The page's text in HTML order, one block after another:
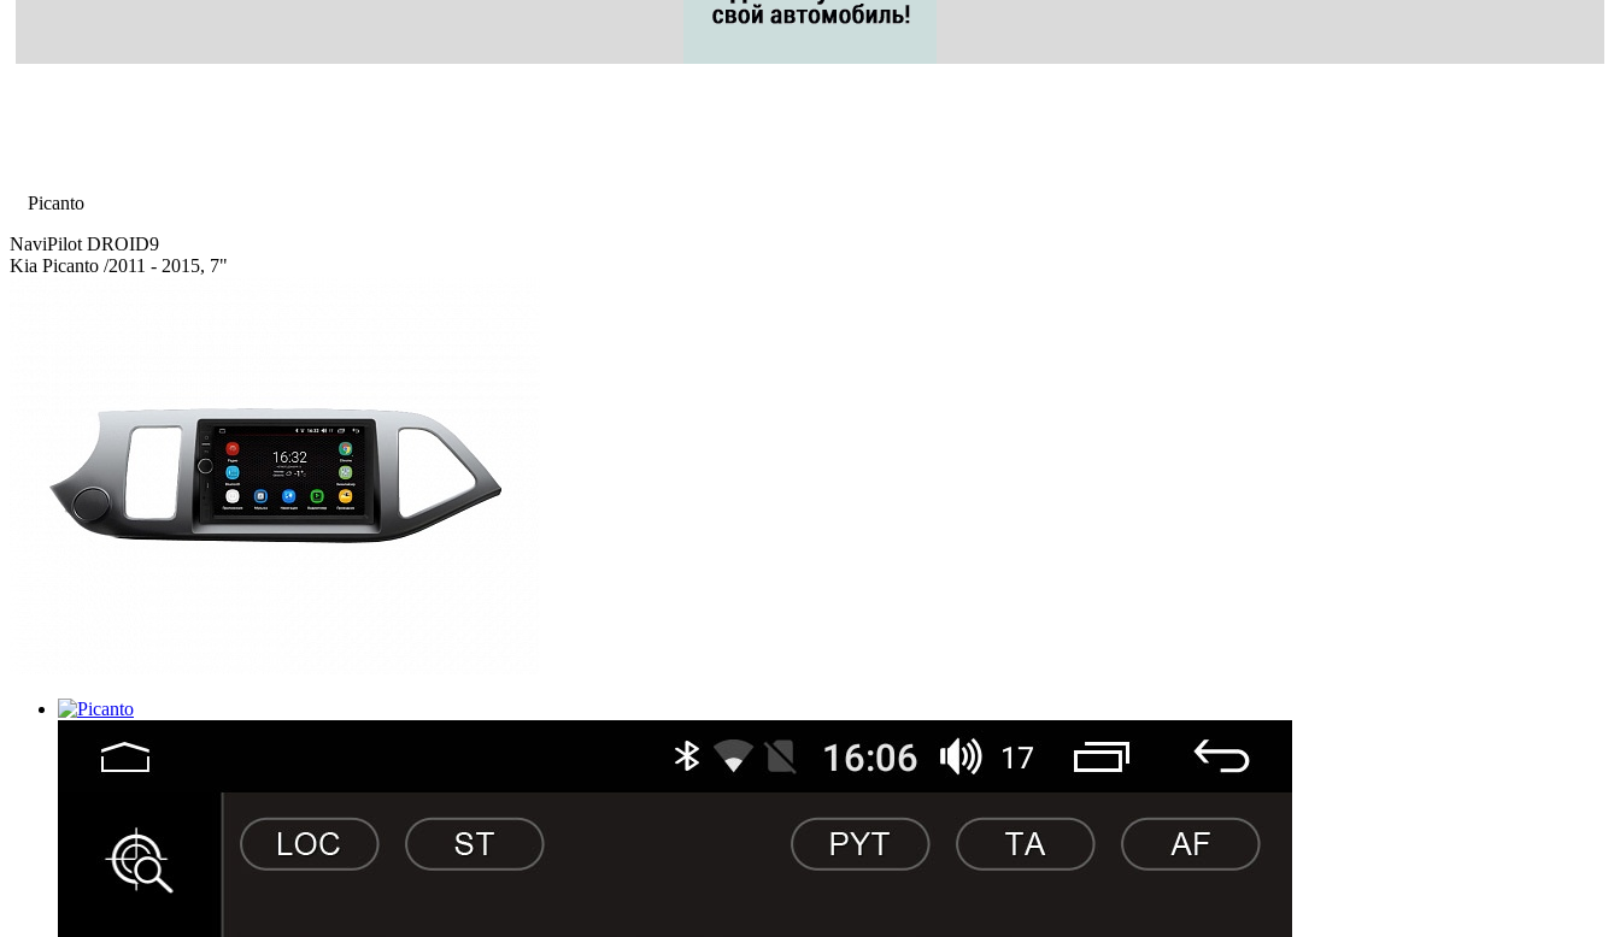
Picanto
NaviPilot DROID9
Kia Picanto /2011 - 2015, 7"